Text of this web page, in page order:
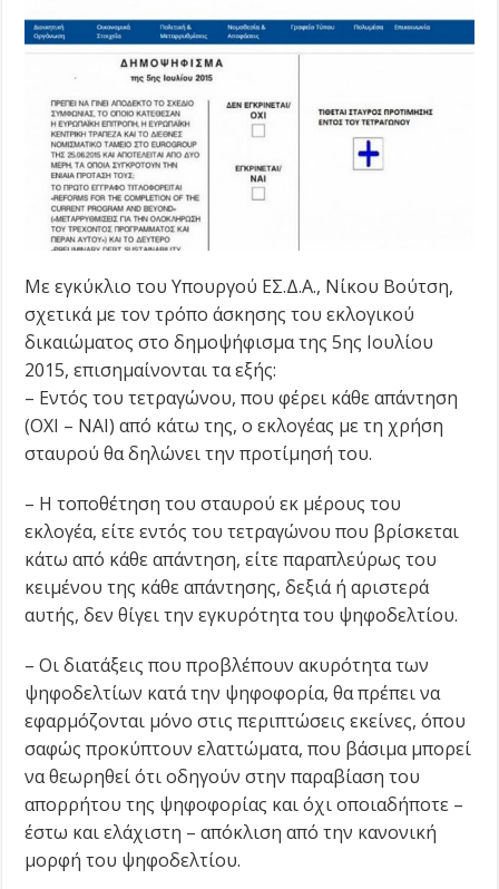
Με εγκύκλιο του Υπουργού ΕΣ.Δ.Α., Νίκου Βούτση,
σχετικά με τον τρόπο άσκησης του εκλογικού
δικαιώµατος στο δηµοψήφισµα της 5ης Ιουλίου
2015, επισημαίνονται τα εξής:
– Εντός του τετραγώνου, που φέρει κάθε απάντηση
(ΟΧΙ – ΝΑΙ) από κάτω της, ο εκλογέας με τη χρήση
σταυρού θα δηλώνει την προτίµησή του.
– Η τοποθέτηση του σταυρού εκ µέρους του
εκλογέα, είτε εντός του τετραγώνου που βρίσκεται
κάτω από κάθε απάντηση, είτε παραπλεύρως του
κειµένου της κάθε απάντησης, δεξιά ή αριστερά
αυτής, δεν θίγει την εγκυρότητα του ψηφοδελτίου.
– Οι διατάξεις που προβλέπουν ακυρότητα των
ψηφοδελτίων κατά την ψηφοφορία, θα πρέπει να
εφαρµόζονται µόνο στις περιπτώσεις εκείνες, όπου
σαφώς προκύπτουν ελαττώματα, που βάσιµα µπορεί
να θεωρηθεί ότι οδηγούν στην παραβίαση του
απορρήτου της ψηφοφορίας και όχι οποιαδήποτε –
έστω και ελάχιστη – απόκλιση από την κανονική
µορφή του ψηφοδελτίου.